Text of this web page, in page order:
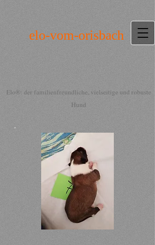
elo-vom-orisbach
Elo®: der familienfreundliche, vielseitige und robuste
Hund